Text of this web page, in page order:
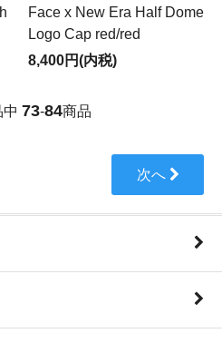
Face x New Era Half Dome
Logo Cap red/red
8,400円(内税)
73-84商品
次へ